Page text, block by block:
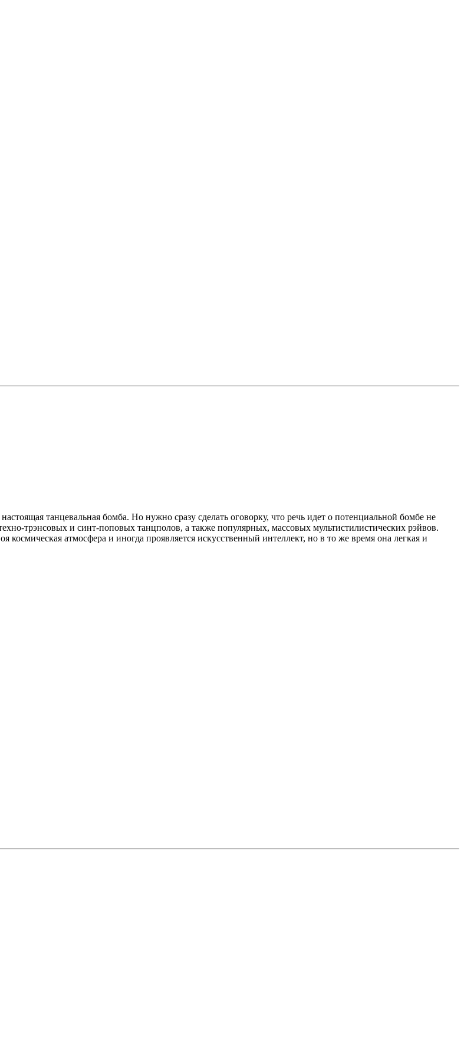
танцевальная бомба. Но нужно сразу сделать оговорку, что речь идет о потенциальной бомбе не
трэнсовых и синт-поповых танцполов, а также популярных, массовых мультистилистических рэйвов.
атмосфера и иногда проявляется искусственный интеллект, но в то же время она легкая и